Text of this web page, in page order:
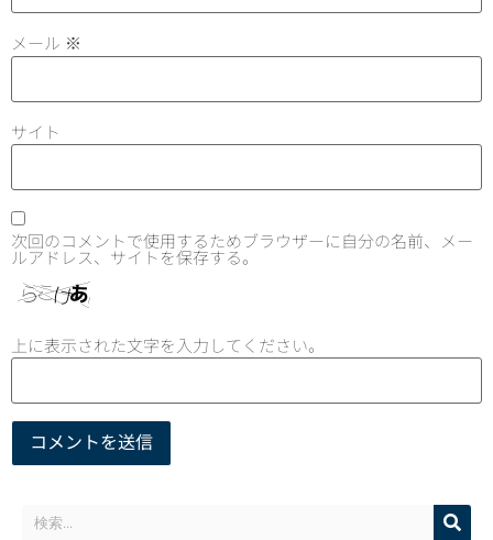
メール ※
サイト
次回のコメントで使用するためブラウザーに自分の名前、メー
ルアドレス、サイトを保存する。
上に表示された文字を入力してください。